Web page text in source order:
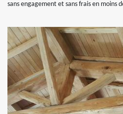
sans engagement et sans frais en moins